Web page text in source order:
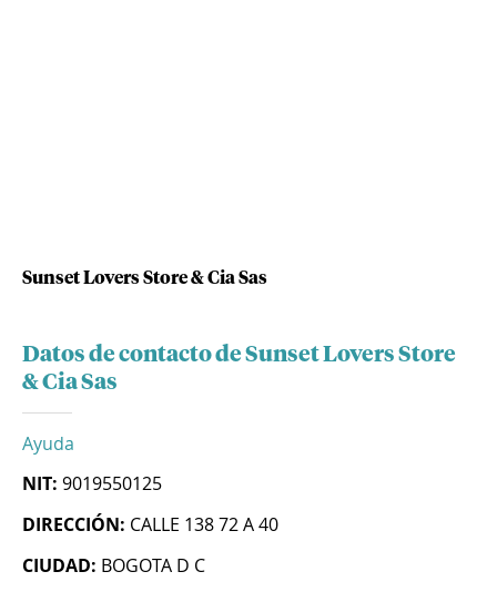
Sunset Lovers Store & Cia Sas
Datos de contacto de Sunset Lovers Store
& Cia Sas
Ayuda
NIT: 9019550125
DIRECCIÓN: CALLE 138 72 A 40
CIUDAD: BOGOTA D C